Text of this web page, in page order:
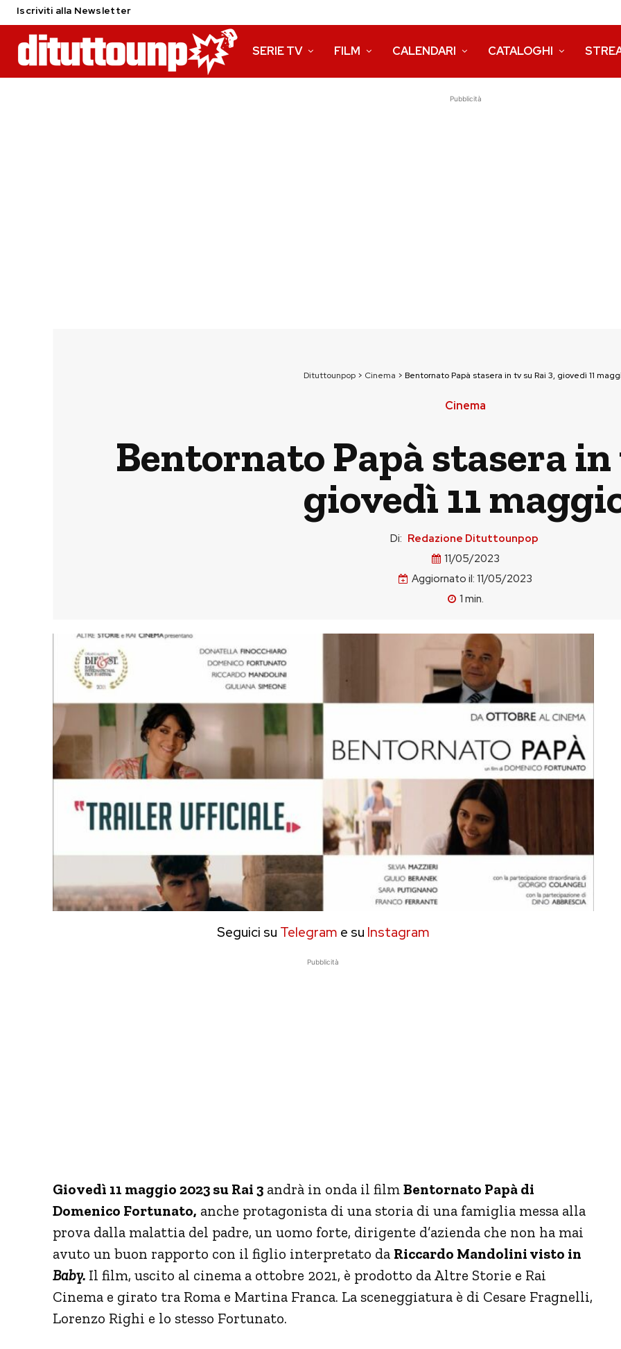
Iscriviti alla Newsletter
SERIE TV FILM CALENDARI CATALOGHI
Pubblicità
Dituttounpop > Cinema > Bentornato Papà stasera in tv su Rai 3, giovedì 11
Cinema
Bentornato Papà stasera in
giovedì 11
Di: Redazione Dituttounpop
11/05/2023
Aggiornato il: 11/05/2023
1 min.
Seguici su Telegram e su Instagram
Pubblicità
Giovedì 11 maggio 2023 su Rai 3 andrà in onda il film Bentornato Papà di
Domenico Fortunato, anche protagonista di una storia di una famiglia messa alla
prova dalla malattia del padre, un uomo forte, dirigente d’azienda che non ha mai
avuto un buon rapporto con il figlio interpretato da Riccardo Mandolini visto in
Baby. Il film, uscito al cinema a ottobre 2021, è prodotto da Altre Storie e Rai
Cinema e girato tra Roma e Martina Franca. La sceneggiatura è di Cesare Fragnelli,
Lorenzo Righi e lo stesso Fortunato.